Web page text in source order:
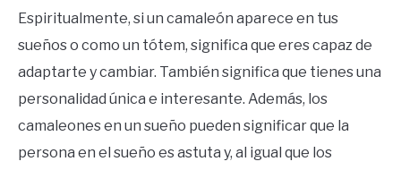
Espiritualmente, si un camaleón aparece en tus
sueños o como un tótem, significa que eres capaz de
adaptarte y cambiar. También significa que tienes una
personalidad única e interesante. Además, los
camaleones en un sueño pueden significar que la
persona en el sueño es astuta y, al igual que los